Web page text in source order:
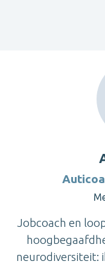
Jobcoach en
neurodiversiteit: